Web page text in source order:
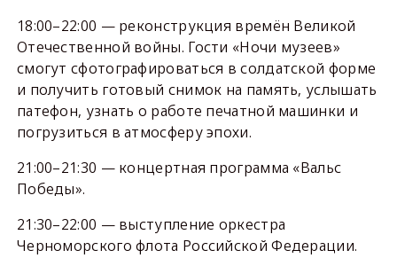
18:00–22:00 — реконструкция времён Великой
Отечественной войны. Гости «Ночи музеев»
смогут сфотографироваться в солдатской форме
и получить готовый снимок на память, услышать
патефон, узнать о работе печатной машинки и
погрузиться в атмосферу эпохи.
21:00–21:30 — концертная программа «Вальс
Победы».
21:30–22:00 — выступление оркестра
Черноморского флота Российской Федерации.